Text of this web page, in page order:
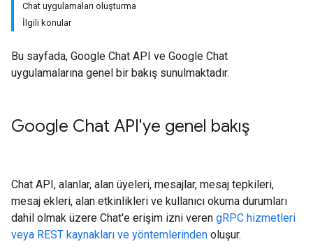
Chat uygulamaları oluşturma
İlgili konular
Bu sayfada, Google Chat API ve Google Chat
uygulamalarına genel bir bakış sunulmaktadır.
Google Chat API'ye genel bakış
Chat API, alanlar, alan üyeleri, mesajlar, mesaj tepkileri,
mesaj ekleri, alan etkinlikleri ve kullanıcı okuma durumları
dahil olmak üzere Chat'e erişim izni veren gRPC hizmetleri
veya REST kaynakları ve yöntemlerinden oluşur.